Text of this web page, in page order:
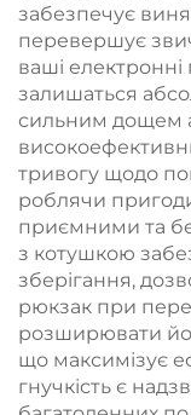
забезпечує
перевершує
ваші електронні
залишаться
сильним дощем
тривогу щодо
роблячи
приємними та
з котушкою
зберігання,
рюкзак при
розширювати
що максимізує
гнучкість є